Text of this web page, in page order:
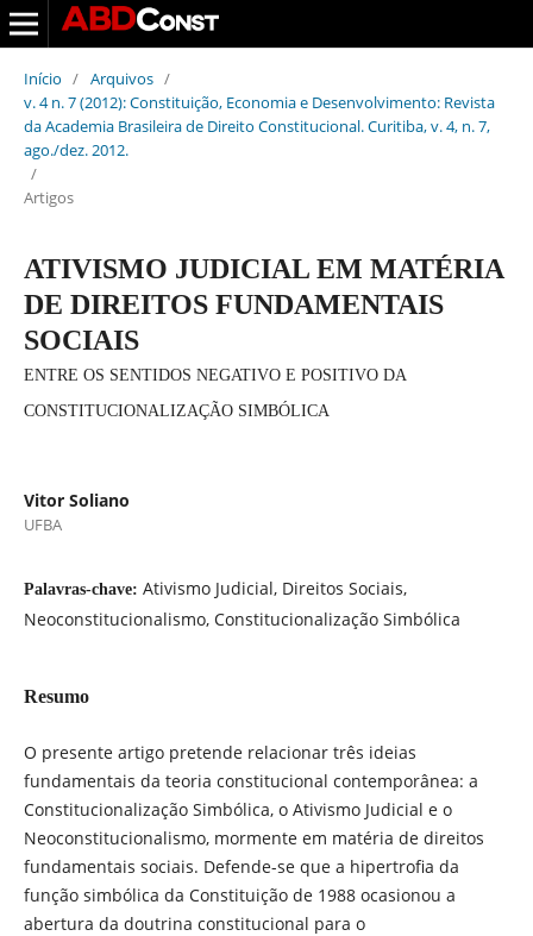
Início / Arquivos /
v. 4 n. 7 (2012): Constituição, Economia e Desenvolvimento: Revista
da Academia Brasileira de Direito Constitucional. Curitiba, v. 4, n. 7,
ago./dez. 2012.
/
Artigos
ATIVISMO JUDICIAL EM MATÉRIA
DE DIREITOS FUNDAMENTAIS
SOCIAIS
ENTRE OS SENTIDOS NEGATIVO E POSITIVO DA
CONSTITUCIONALIZAÇÃO SIMBÓLICA
Vitor Soliano
UFBA
Palavras-chave: Ativismo Judicial, Direitos Sociais,
Neoconstitucionalismo, Constitucionalização Simbólica
Resumo
O presente artigo pretende relacionar três ideias
fundamentais da teoria constitucional contemporânea: a
Constitucionalização Simbólica, o Ativismo Judicial e o
Neoconstitucionalismo, mormente em matéria de direitos
fundamentais sociais. Defende-se que a hipertrofia da
função simbólica da Constituição de 1988 ocasionou a
abertura da doutrina constitucional para o